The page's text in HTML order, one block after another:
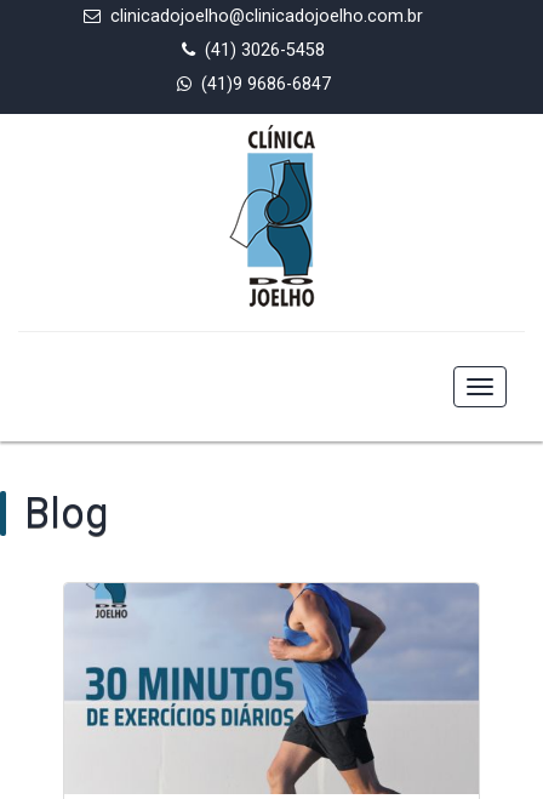
clinicadojoelho@clinicadojoelho.com.br
(41) 3026-5458
(41)9 9686-6847
Toggle
Blog